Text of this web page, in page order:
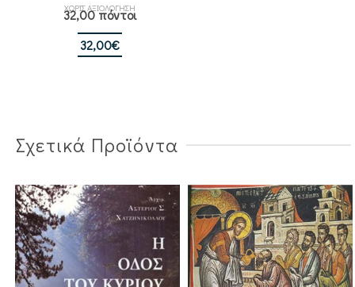
ΧΩΡΙΣ ΑΞΙΟΛΟΓΗΣΗ
32,00 πόντοι
32,00€
Σχετικά Προϊόντα